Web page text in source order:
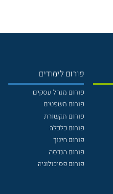
פורום לימודים
פורום מנהל עסקים
פורום משפטים
פורום תקשורת
פורום כלכלה
פורום חינוך
פורום הנדסה
פורום פסיכולוגיה